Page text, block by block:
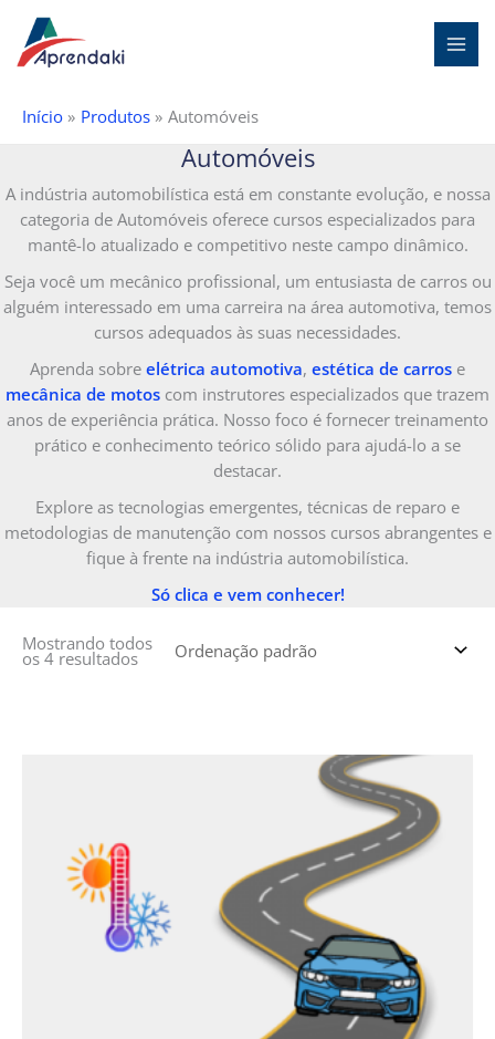
para
Início
Produtos Automóveis
Automóveis
A indústria automobilística está em constante evolução, e nossa
categoria de Automóveis oferece cursos especializados para
mantê-lo atualizado e competitivo neste campo dinâmico.
Seja você um mecânico profissional, um entusiasta de carros ou
alguém interessado em uma carreira na área automotiva, temos
cursos adequados às suas necessidades.
Aprenda sobre elétrica automotiva, estética de carros e
mecânica de motos com instrutores especializados que trazem
anos de experiência prática. Nosso foco é fornecer treinamento
prático e conhecimento teórico sólido para ajudá-lo a se
destacar.
Explore as tecnologias emergentes, técnicas de reparo e
metodologias de manutenção com nossos cursos abrangentes e
fique à frente na indústria automobilística.
Só clica e vem conhecer!
Mostrando todos
os 4 resultados
Pesquisar